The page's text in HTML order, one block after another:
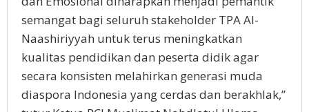
semangat bagi seluruh stakeholder TPA Al-
Naashiriyyah untuk terus meningkatkan
kualitas pendidikan dan peserta didik agar
secara konsisten melahirkan generasi muda
diaspora Indonesia yang cerdas dan berakhlak,”